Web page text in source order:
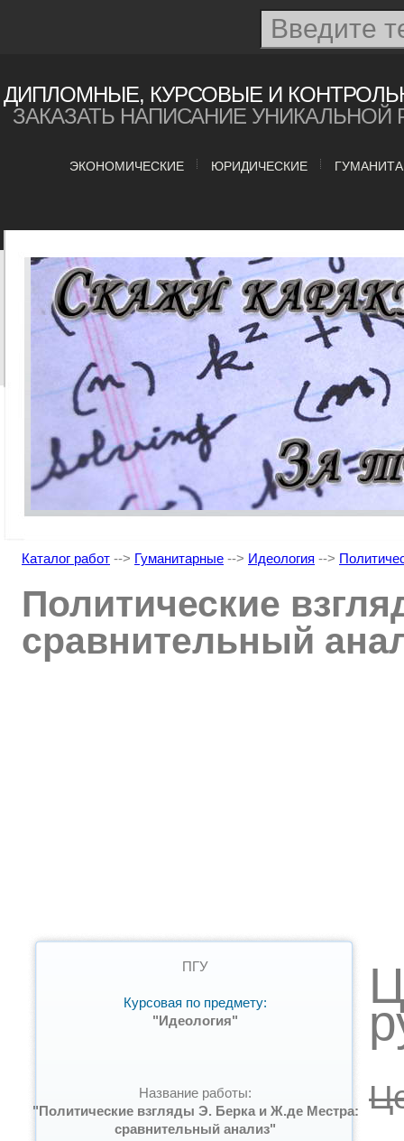
ДИПЛОМНЫЕ, КУРСОВЫЕ И
ЗАКАЗАТЬ НАПИСАНИЕ
ЭКОНОМИЧЕСКИЕ ЮРИДИЧЕСКИЕ
Каталог работ --> Гуманитарные --> Идеология -->
Политические
сравнительный
ПГУ
Курсовая по предмету:
"Идеология"
Название работы:
"Политические взгляды Э. Берка и Ж.де Местра:
сравнительный анализ"